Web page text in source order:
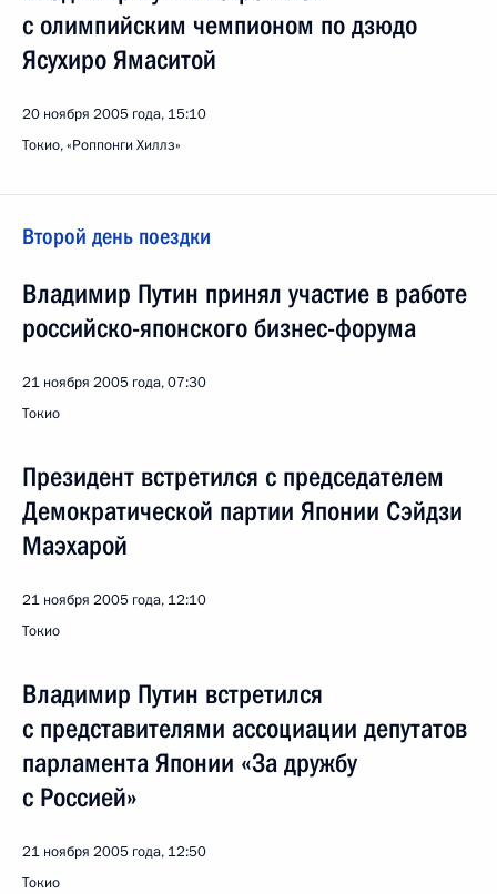
с олимпийским чемпионом по дзюдо
Ясухиро Ямаситой
20 ноября 2005 года, 15:10
Токио, «Роппонги Хиллз»
Второй день поездки
Владимир Путин принял участие в работе
российско-японского бизнес-форума
21 ноября 2005 года, 07:30
Токио
Президент встретился с председателем
Демократической партии Японии Сэйдзи
Маэхарой
21 ноября 2005 года, 12:10
Токио
Владимир Путин встретился
с представителями ассоциации депутатов
парламента Японии «За дружбу
с Россией»
21 ноября 2005 года, 12:50
Токио